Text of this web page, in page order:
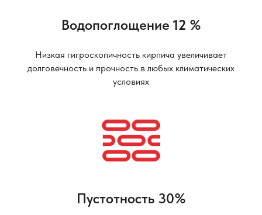
Водопоглощение 12 %
Низкая гигроскопичность кирпича увеличивает
долговечность и прочность в любых климатических
условиях
Пустотность 30%